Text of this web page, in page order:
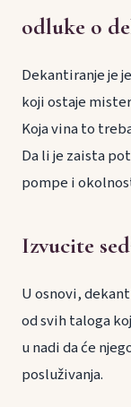
odluke o
Dekantiranje je
koji ostaje
Koja vina to
Da li je zaista
pompe i
Izvucite
U osnovi,
od svih taloga
u nadi da će
posluživanja.